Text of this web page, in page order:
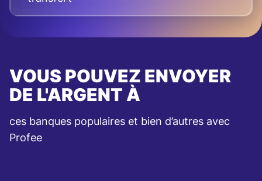
VOUS POUVEZ ENVOYER
DE L'ARGENT À
ces banques populaires et bien d’autres avec
Profee